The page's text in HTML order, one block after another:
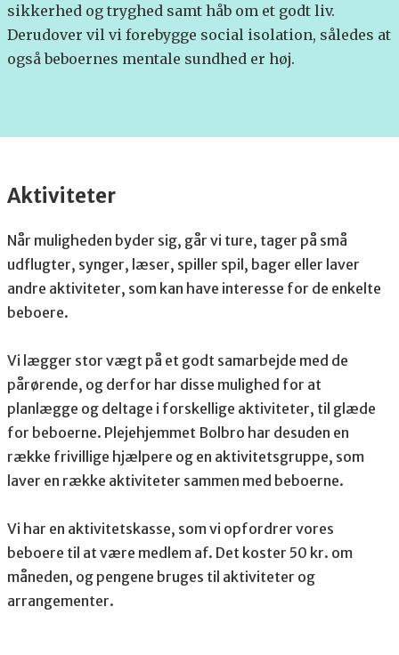
sikkerhed og tryghed samt håb om et godt liv.
Derudover vil vi forebygge social isolation, således at
også beboernes mentale sundhed er høj.
Aktiviteter
Når muligheden byder sig, går vi ture, tager på små
udflugter, synger, læser, spiller spil, bager eller laver
andre aktiviteter, som kan have interesse for de enkelte
beboere.
Vi lægger stor vægt på et godt samarbejde med de
pårørende, og derfor har disse mulighed for at
planlægge og deltage i forskellige aktiviteter, til glæde
for beboerne. Plejehjemmet Bolbro har desuden en
række frivillige hjælpere og en aktivitetsgruppe, som
laver en række aktiviteter sammen med beboerne.
Vi har en aktivitetskasse, som vi opfordrer vores
beboere til at være medlem af. Det koster 50 kr. om
måneden, og pengene bruges til aktiviteter og
arrangementer.